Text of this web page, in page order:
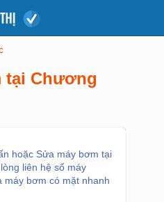
tại Chương
hoặc Sửa máy bơm tại
liên hệ số máy
bơm có mặt nhanh